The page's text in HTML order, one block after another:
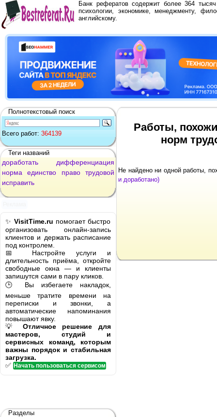
Банк рефератов содержит более 364
психологии, экономике, менеджменту,
английскому.
Полнотекстовый поиск
Всего работ: 364139
Теги названий
доработать
дифференциация
норма
единство право
трудовой
исправить
✨ VisitTime.ru помогает быстро
организовать онлайн-запись
клиентов и держать расписание
под контролем.
📅 Настройте услуги и
длительность приёма, откройте
свободные окна — и клиенты
запишутся сами в пару кликов.
🕒 Вы избегаете накладок,
меньше тратите времени на
переписки и звонки, а
автоматические напоминания
повышают явку.
💡 Отличное решение для
мастеров, студий и
сервисных команд, которым
важны порядок и стабильная
загрузка.
✅ Начать пользоваться сервисом
Разделы
Работы,
норм
Не найдено ни одной работы,
и доработано)